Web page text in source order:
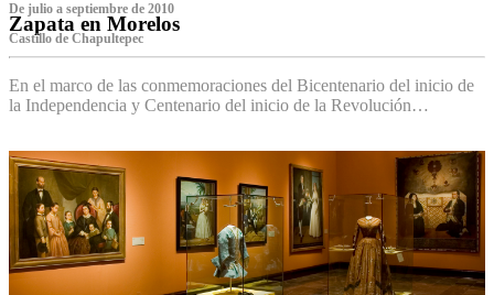
De julio a septiembre de 2010
Zapata en Morelos
Castillo de Chapultepec
En el marco de las conmemoraciones del Bicentenario del inicio de
la Independencia y Centenario del inicio de la Revolución…